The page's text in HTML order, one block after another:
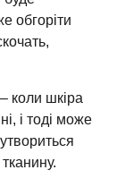
обгоріти
коли шкіра
і тоді може